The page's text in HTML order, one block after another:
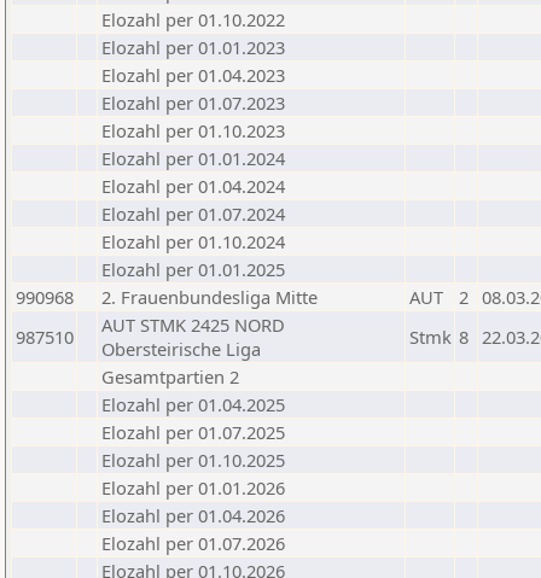
Elozahl per 01.10.2022
Elozahl per 01.01.2023
Elozahl per 01.04.2023
Elozahl per 01.07.2023
Elozahl per 01.10.2023
Elozahl per 01.01.2024
Elozahl per 01.04.2024
Elozahl per 01.07.2024
Elozahl per 01.10.2024
Elozahl per 01.01.2025
990968
2. Frauenbundesliga Mitte AUT 2
987510
AUT STMK 2425 NORD
Obersteirische Liga
Stmk 8
Gesamtpartien 2
Elozahl per 01.04.2025
Elozahl per 01.07.2025
Elozahl per 01.10.2025
Elozahl per 01.01.2026
Elozahl per 01.04.2026
Elozahl per 01.07.2026
Elozahl per 01.10.2026